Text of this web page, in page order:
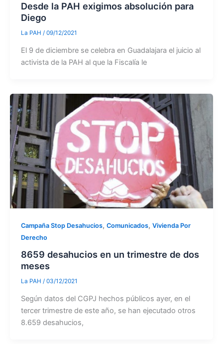
Desde la PAH exigimos absolución para
Diego
La PAH / 09/12/2021
El 9 de diciembre se celebra en Guadalajara el juicio al
activista de la PAH al que la Fiscalía le
Campaña Stop Desahucios, Comunicados, Vivienda Por
Derecho
8659 desahucios en un trimestre de dos
meses
La PAH / 03/12/2021
Según datos del CGPJ hechos públicos ayer, en el
tercer trimestre de este año, se han ejecutado otros
8.659 desahucios,